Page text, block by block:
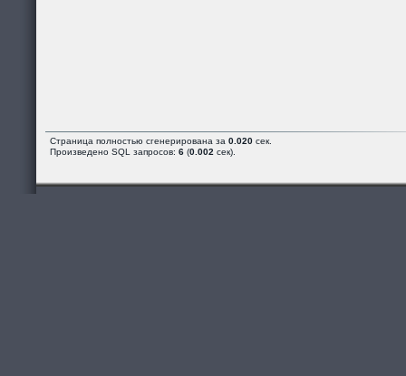
Страница полностью сгенерирована за 0.020 сек.
Произведено SQL запросов: 6 (0.002 сек).